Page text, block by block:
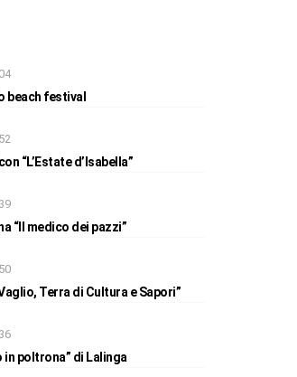
beach festival
“L’Estate d’Isabella”
“Il medico dei pazzi”
Terra di Cultura e Sapori”
in poltrona” di Lalinga